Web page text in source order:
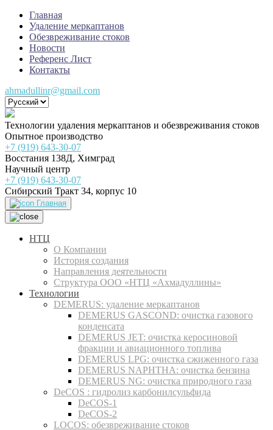
Главная
Удаление меркаптанов
Обезвреживание стоков
Новости
Референс Лист
Контакты
ahmadullinr@gmail.com
Технологии удаления меркаптанов и обезвреживания стоков
Опытное производство
+7 (919) 643-30-07
Восстания 138Д, Химград
Научный центр
+7 (919) 643-30-07
Сибирский Тракт 34, корпус 10
Главная
НТЦ
О Компании
История создания
Направления деятельности
Структура ООО «НТЦ «Ахмадуллины»
Технологии
DEMERUS: удаление меркаптанов
DEMERUS GASCOND: очистка газового
конденсата
DEMERUS JET: очистка керосиновой
фракции и авиационного топлива
DEMERUS LPG: очистка сжиженного газа
DEMERUS NAPHTHA: очистка бензина
DEMERUS NG: очистка природного газа
DeCOS : гидролиз карбонилсульфида
DeCOS-1
DeCOS-2
LOCOS: обезвреживание стоков